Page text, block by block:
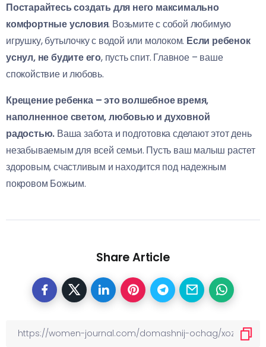
Постарайтесь создать для него максимально
комфортные условия. Возьмите с собой любимую
игрушку, бутылочку с водой или молоком. Если ребенок
уснул, не будите его, пусть спит. Главное – ваше
спокойствие и любовь.
Крещение ребенка – это волшебное время,
наполненное светом, любовью и духовной
радостью. Ваша забота и подготовка сделают этот день
незабываемым для всей семьи. Пусть ваш малыш растет
здоровым, счастливым и находится под надежным
покровом Божьим.
Share Article